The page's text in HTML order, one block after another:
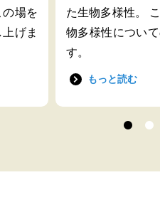
場を
げま
た生物多様性。
物多様性につい
す。
もっと読む